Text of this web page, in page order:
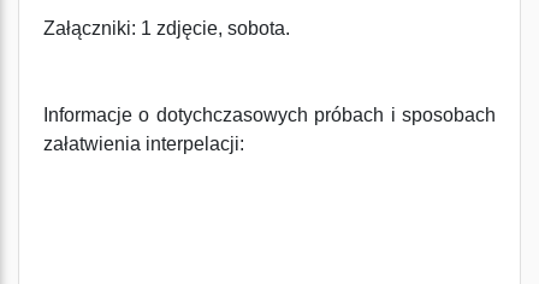
Załączniki: 1 zdjęcie, sobota.
Informacje o dotychczasowych próbach i sposobach
załatwienia interpelacji: